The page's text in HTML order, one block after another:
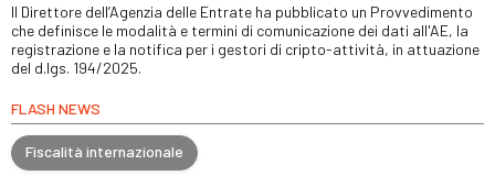
Il Direttore dell’Agenzia delle Entrate ha pubblicato un Provvedimento
che definisce le modalità e termini di comunicazione dei dati all'AE, la
registrazione e la notifica per i gestori di cripto-attività, in attuazione
del d.lgs. 194/2025.
FLASH NEWS
Fiscalità internazionale